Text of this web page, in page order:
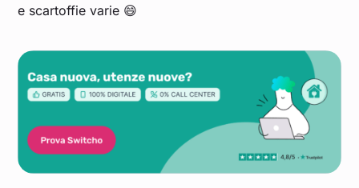
e scartoffie varie 😄